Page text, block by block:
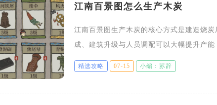
江南百景图怎么生产木炭
江南百景图生产木炭的核心方式是建造烧
成、建筑升级与人员调配可以大幅提升产
锁木炭生产线，需要先将账号等级提升至
完成建造后就
精选攻略 07-15 小编：苏辞